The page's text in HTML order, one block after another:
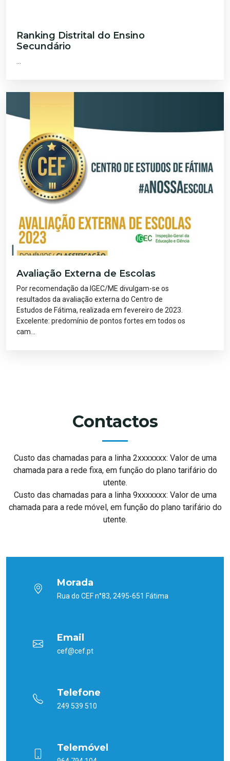
Ranking Distrital do Ensino
Secundário
Avaliação Externa de Escolas
Por recomendação da IGEC/ME divulgam-se os
resultados da avaliação externa do Centro de
Estudos de Fátima, realizada em fevereiro de 2023.
Excelente: predomínio de pontos fortes em todos os
cam...
Contactos
Custo das chamadas para a linha 2xxxxxxx: Valor de uma
chamada para a rede fixa, em função do plano tarifário do
utente.
Custo das chamadas para a linha 9xxxxxxx: Valor de uma
chamada para a rede móvel, em função do plano tarifário do
utente.
Morada
Rua do CEF n°83, 2495-651 Fátima
Email
cef@cef.pt
Telefone
249 539 510
Telemóvel